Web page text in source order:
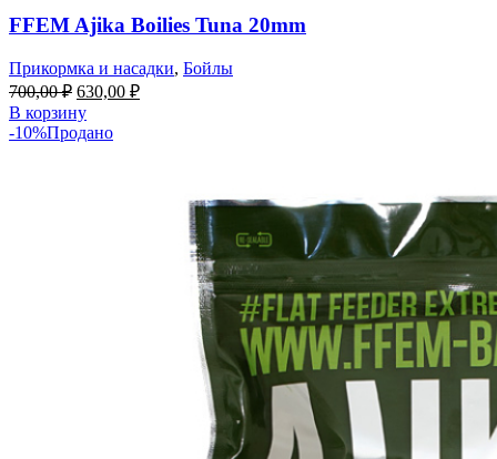
FFEM Ajika Boilies Tuna 20mm
Прикормка и насадки, Бойлы
700,00₽ 630,00 ₽
В корзину
-10%Продано